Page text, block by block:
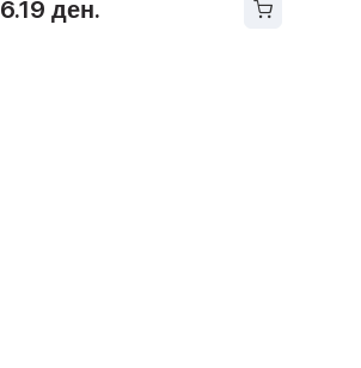
ден.